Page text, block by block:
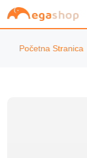
Početna Stranica